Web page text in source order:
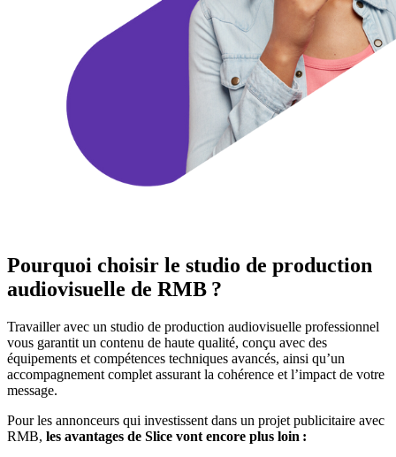
Pourquoi choisir le studio de production
audiovisuelle de RMB ?
Travailler avec un studio de production audiovisuelle professionnel
vous garantit un contenu de haute qualité, conçu avec des
équipements et compétences techniques avancés, ainsi qu’un
accompagnement complet assurant la cohérence et l’impact de votre
message.
Pour les annonceurs qui investissent dans un projet publicitaire avec
RMB, les avantages de Slice vont encore plus loin :